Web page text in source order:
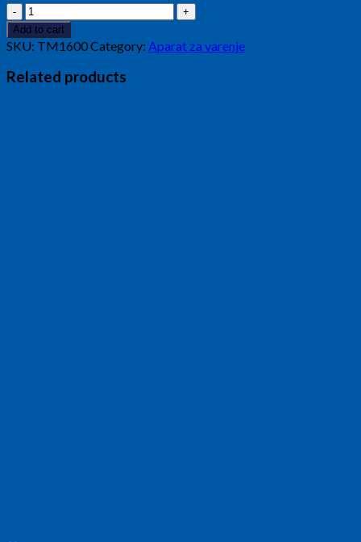
Welder
TM-
1600
160A
quantity
Add to cart
SKU: TM1600Category: Aparat za varenje
Related products